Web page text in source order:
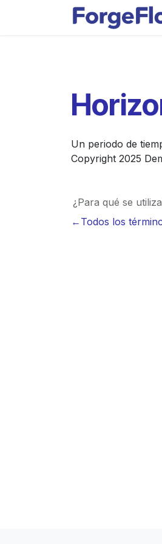
Un periodo de
Copyright 2025
¿Para qué se
←Todos los